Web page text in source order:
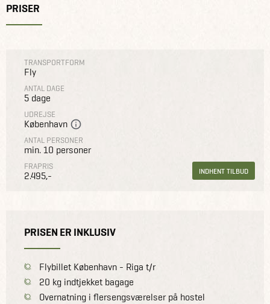
PRISER
TRANSPORTFORM
Fly
ANTAL DAGE
5 dage
UDREJSE
København
ANTAL PERSONER
min. 10 personer
FRAPRIS
2.495,- INDHENT TILBUD
PRISEN ER INKLUSIV
Flybillet København - Riga t/r
20 kg indtjekket bagage
Overnatning i flersengsværelser på hostel